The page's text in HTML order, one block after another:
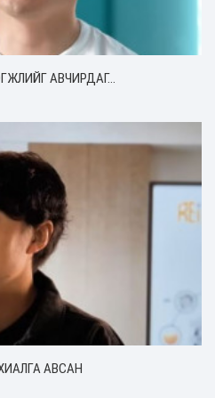
АВЧИРДАГ...
АВСАН